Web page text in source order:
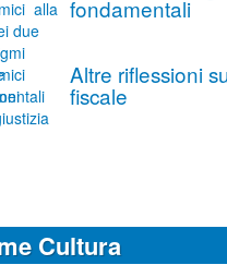
fondamentali
Altre riflessioni
fiscale
Cultura